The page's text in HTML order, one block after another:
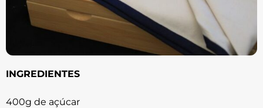
INGREDIENTES
400g de açúcar